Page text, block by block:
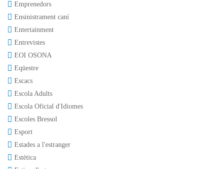
Emprenedors
Ensinistrament caní
Entertainment
Entrevistes
EOI OSONA
Eqüestre
Escacs
Escola Adults
Escola Oficial d'Idiomes
Escoles Bressol
Esport
Estades a l'estranger
Estètica